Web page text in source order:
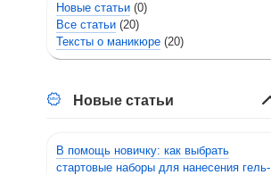
Новые статьи (0)
Все статьи (20)
Тексты о маникюре (20)
Новые статьи
В помощь новичку: как выбрать
стартовые наборы для нанесения гель-